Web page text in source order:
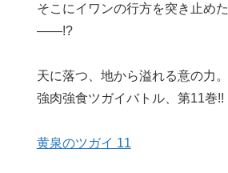
そこにイワンの行方を突き止め
――!?
天に落つ、地から溢れる意の力。
強肉強食ツガイバトル、第11巻!!
黄泉のツガイ 11